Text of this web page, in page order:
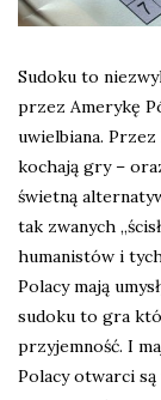
Sudoku to
przez Amerykę
uwielbiana.
kochają gry –
świetną
tak zwanych
humanistów i
Polacy mają
sudoku to gra
przyjemność. I
Polacy otwarci są